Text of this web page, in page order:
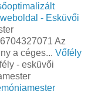
- Esküvői
Az
a céges... Vőfély
- esküvői